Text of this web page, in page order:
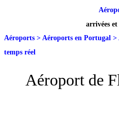
arrivées
Aéroports > Aéroports en Portugal >
temps réel
Aéroport de